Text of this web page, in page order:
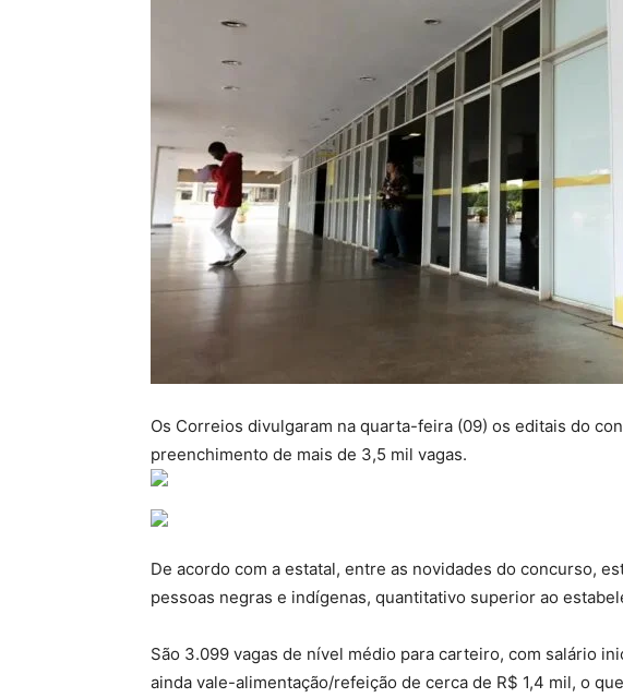
Os Correios divulgaram na quarta-feira (09) os editais do
preenchimento de mais de 3,5 mil vagas.
De acordo com a estatal, entre as novidades do concurso,
pessoas negras e indígenas, quantitativo superior ao
São 3.099 vagas de nível médio para carteiro, com salário
ainda vale-alimentação/refeição de cerca de R$ 1,4 mil, o